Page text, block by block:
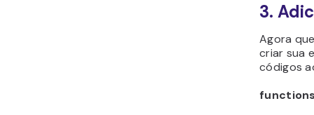
3.
Agora
criar sua
códigos